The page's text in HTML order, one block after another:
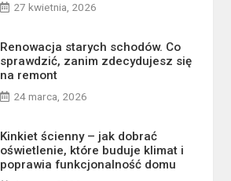
27 kwietnia, 2026
Renowacja starych schodów. Co
sprawdzić, zanim zdecydujesz się
na remont
24 marca, 2026
Kinkiet ścienny – jak dobrać
oświetlenie, które buduje klimat i
poprawia funkcjonalność domu